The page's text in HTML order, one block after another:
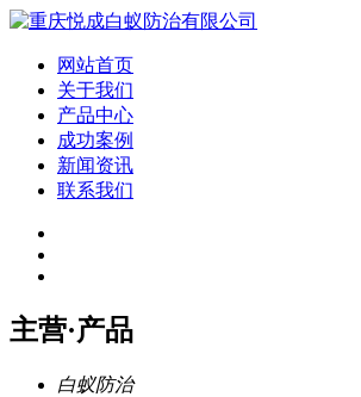
网站首页
关于我们
产品中心
成功案例
新闻资讯
联系我们
主营·产品
白蚁防治